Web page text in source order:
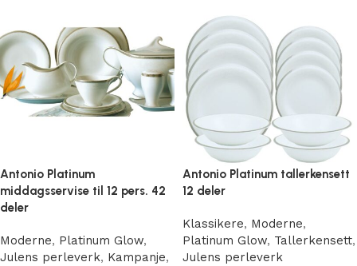
Antonio Platinum
middagsservise til 12 pers. 42
deler
Moderne, Platinum Glow,
Julens perleverk, Kampanje,
Antonio Platinum tallerkensett
12 deler
Klassikere, Moderne,
Platinum Glow, Tallerkensett,
Julens perleverk